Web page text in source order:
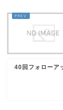
40回フォローア